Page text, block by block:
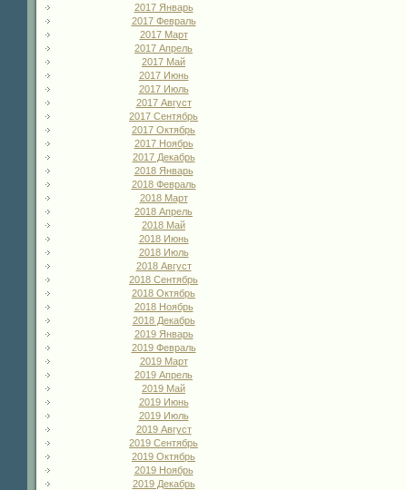
2017 Январь
2017 Февраль
2017 Март
2017 Апрель
2017 Май
2017 Июнь
2017 Июль
2017 Август
2017 Сентябрь
2017 Октябрь
2017 Ноябрь
2017 Декабрь
2018 Январь
2018 Февраль
2018 Март
2018 Апрель
2018 Май
2018 Июнь
2018 Июль
2018 Август
2018 Сентябрь
2018 Октябрь
2018 Ноябрь
2018 Декабрь
2019 Январь
2019 Февраль
2019 Март
2019 Апрель
2019 Май
2019 Июнь
2019 Июль
2019 Август
2019 Сентябрь
2019 Октябрь
2019 Ноябрь
2019 Декабрь